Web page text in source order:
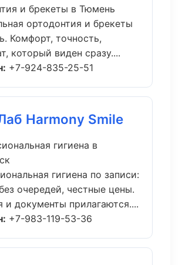
и брекеты в Тюмень
ортодонтия и брекеты
Комфорт, точность,
который виден сразу....
+7-924-835-25-51
Harmony Smile
гигиена в
гигиена по записи:
очередей, честные цены.
и документы прилагаются....
+7-983-119-53-36